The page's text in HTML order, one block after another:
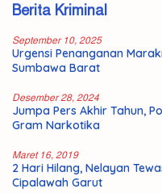
Berita Kriminal
September 10, 2025
Urgensi Penanganan
Sumbawa Barat
Desember 28, 2024
Jumpa Pers Akhir Tahun,
Gram Narkotika
Maret 16, 2019
2 Hari Hilang, Nelayan
Cipalawah Garut